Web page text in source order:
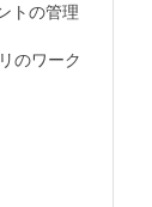
トの管理
のワーク